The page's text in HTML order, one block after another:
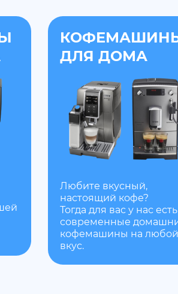
ДЛЯ ДОМА
Любите вкусный,
настоящий кофе?
Тогда для вас у нас есть
современные
кофемашины на любой
вкус.